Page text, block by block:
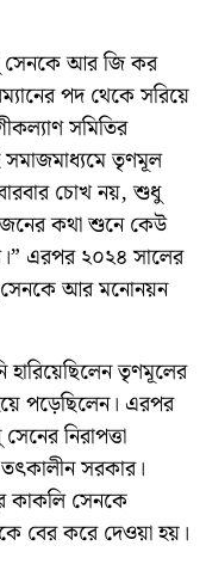
সেনকে আর জি কর
পদ থেকে সরিয়ে
সমিতির
সমাজমাধ্যমে তৃণমূল
চোখ নয়, শুধু
কথা শুনে কেউ
এরপর ২০২৪ সালের
সেনকে আর মনোনয়ন
তৃণমূলের
পড়েছিলেন। এরপর
নিরাপত্তা
তৎকালীন সরকার।
কাকলি সেনকে
বের করে দেওয়া হয়।